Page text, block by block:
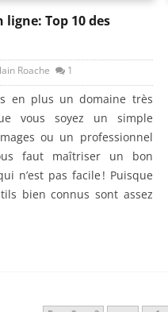
Top 10 des
Roache 1
en plus un domaine très
vous soyez un simple
ou un professionnel
faut maîtriser un bon
n’est pas facile ! Puisque
bien connus sont assez